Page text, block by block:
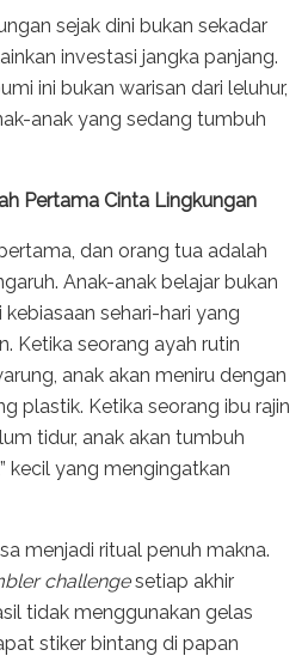
sejak dini bukan sekadar
investasi jangka panjang.
ini bukan warisan dari leluhur,
anak yang sedang tumbuh
Pertama Cinta Lingkungan
dan orang tua adalah
Anak-anak belajar bukan
sehari-hari yang
Ketika seorang ayah rutin
anak akan meniru dengan
plastik. Ketika seorang ibu rajin
tidur, anak akan tumbuh
kecil yang mengingatkan
menjadi ritual penuh makna.
challengesetiap akhir
tidak menggunakan gelas
stiker bintang di papan